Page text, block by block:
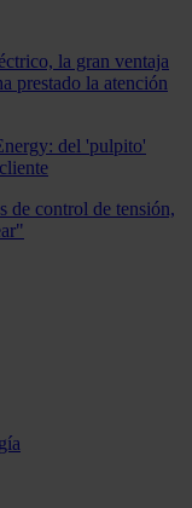
la gran ventaja
prestado la atención
del 'pulpito'
de control de tensión,